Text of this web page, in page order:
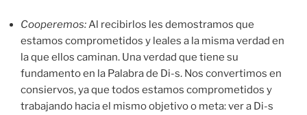
Cooperemos:Al recibirlos les demostramos que
estamos comprometidos y leales a la misma verdad en
la que ellos caminan. Una verdad que tiene su
fundamento en la Palabra de Di-s. Nos convertimos en
consiervos, ya que todos estamos comprometidos y
trabajando hacia el mismo objetivo o meta: ver a Di-s